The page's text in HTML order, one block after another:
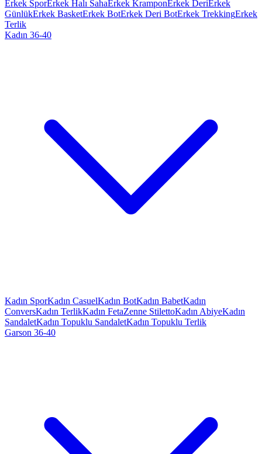
Erkek SporErkek Halı SahaErkek KramponErkek DeriErkek
GünlükErkek BasketErkek BotErkek Deri BotErkek TrekkingErkek
Terlik
Kadın 36-40
Kadın SporKadın CasuelKadın BotKadın BabetKadın
ConversKadın TerlikKadın FetaZenne StilettoKadın AbiyeKadın
SandaletKadın Topuklu SandaletKadın Topuklu Terlik
Garson 36-40